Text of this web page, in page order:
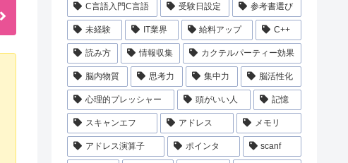
C言語入門C言語 受験日設定 参考書選び
未経験 IT業界 給料アップ C++
読み方 情報収集 カクテルパーティー効果
脳内物質 思考力 集中力 脳活性化
心理的プレッシャー 頭がいい人 記憶
スキャンエフ アドレス メモリ
アドレス演算子 ポインタ scanf